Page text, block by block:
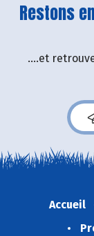
Restons
....et
Accueil